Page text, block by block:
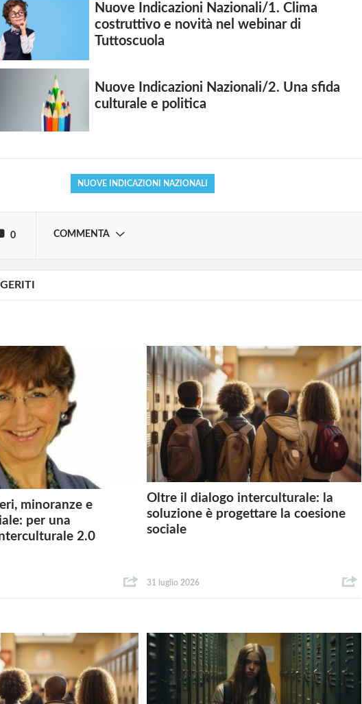
Nuove Indicazioni Nazionali/1. Clima
costruttivo e novità nel webinar di
Tuttoscuola
Nuove Indicazioni Nazionali/2. Una sfida
culturale e politica
NUOVE INDICAZIONI NAZIONALI
0 COMMENTA
gli utenti registrati possono commentare!
il Login o
minoranze e
per una
2.0
Oltre il dialogo interculturale: la
soluzione è progettare la coesione
sociale
31 luglio 2026